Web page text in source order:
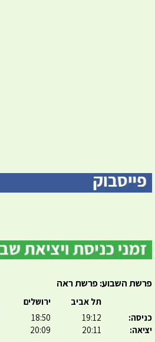
פרשת השבוע: פרשת ראה
כניסה:
יציאה:
תל אביב
19:12
20:11
ירושלים
18:50
20:09